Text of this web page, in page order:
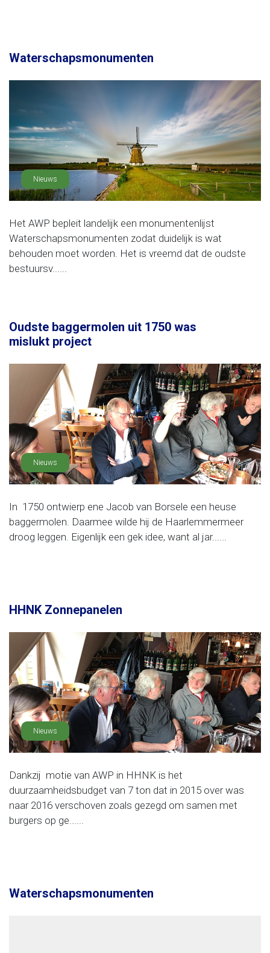
Waterschapsmonumenten
Nieuws
Het AWP bepleit landelijk een monumentenlijst
Waterschapsmonumenten zodat duidelijk is wat
behouden moet worden. Het is vreemd dat de oudste
bestuursv......
Oudste baggermolen uit 1750 was
mislukt project
Nieuws
In 1750 ontwierp ene Jacob van Borsele een heuse
baggermolen. Daarmee wilde hij de Haarlemmermeer
droog leggen. Eigenlijk een gek idee, want al jar......
HHNK Zonnepanelen
Nieuws
Dankzij motie van AWP in HHNK is het
duurzaamheidsbudget van 7 ton dat in 2015 over was
naar 2016 verschoven zoals gezegd om samen met
burgers op ge......
Waterschapsmonumenten